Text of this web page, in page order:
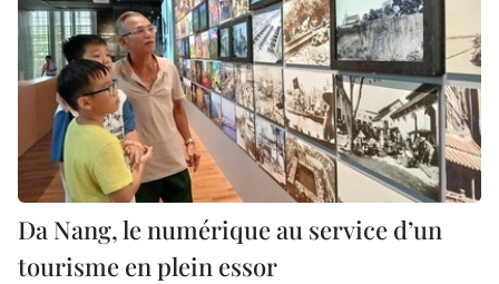
Da Nang, le numérique au service d’un
tourisme en plein essor